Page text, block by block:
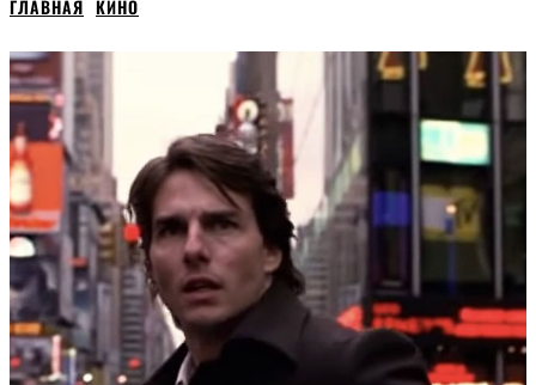
ГЛАВНАЯ КИНО